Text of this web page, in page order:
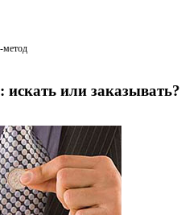
метод
искать или заказывать?